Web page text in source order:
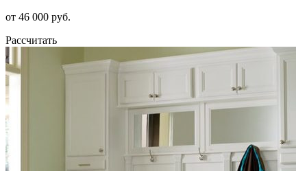
от 46 000 руб.
Рассчитать